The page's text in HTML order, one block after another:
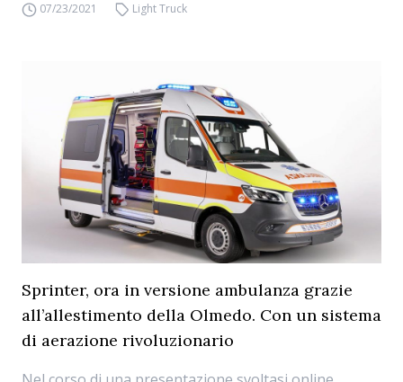
07/23/2021 Light Truck
Sprinter, ora in versione ambulanza grazie
all’allestimento della Olmedo. Con un sistema
di aerazione rivoluzionario